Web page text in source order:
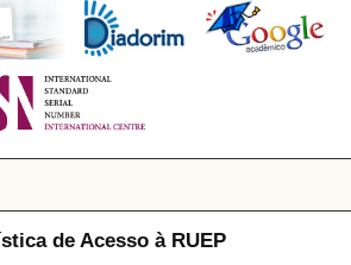
de Acesso à RUEP